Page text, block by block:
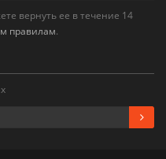
вернуть ее в течение 14
правилам.